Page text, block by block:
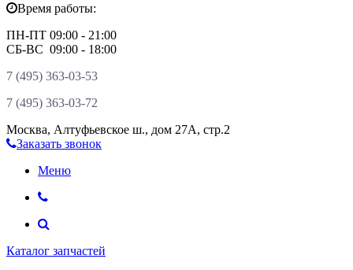
Время работы:
ПН-ПТ 09:00 - 21:00
СБ-ВС 09:00 - 18:00
7 (495) 363-03-53
7 (495) 363-03-72
Москва, Алтуфьевское ш., дом 27А, стр.2
Заказать звонок
Меню
Каталог запчастей